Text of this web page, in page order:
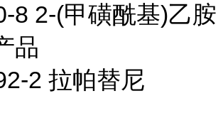
8 2-(甲磺酰基)乙胺
品
2 拉帕替尼